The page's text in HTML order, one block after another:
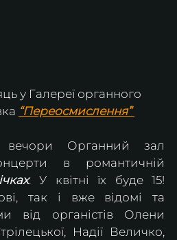
у Галереї органного
“Переосмислення”
вечори Органний зал
в романтичній
. У квітні їх буде 15!
так і вже відомі та
від органістів Олени
Надії Величко,